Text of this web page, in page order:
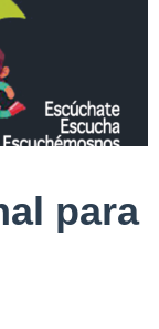
para